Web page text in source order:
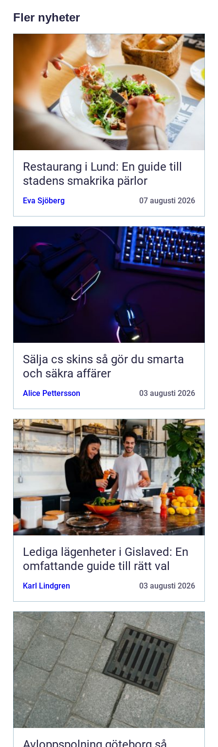
Fler nyheter
Restaurang i Lund: En guide till
stadens smakrika pärlor
Eva Sjöberg 07 augusti 2026
Sälja cs skins så gör du smarta
och säkra affärer
Alice Pettersson 03 augusti 2026
Lediga lägenheter i Gislaved: En
omfattande guide till rätt val
Karl Lindgren 03 augusti 2026